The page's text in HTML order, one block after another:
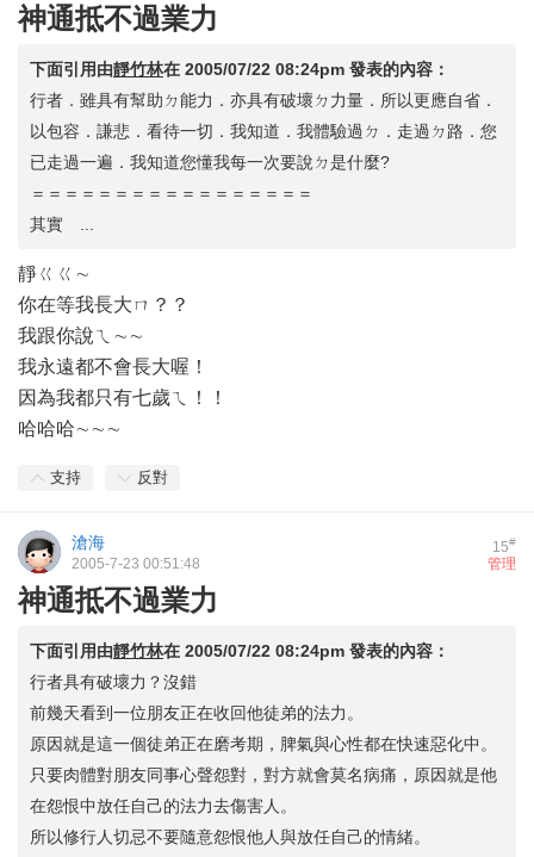
神通抵不過業力
下面引用由靜竹林在 2005/07/22 08:24pm 發表的內容：
行者．雖具有幫助ㄉ能力．亦具有破壞ㄉ力量．所以更應自省．
以包容．謙悲．看待一切．我知道．我體驗過ㄉ．走過ㄉ路．您
已走過一遍．我知道您懂我每一次要說ㄉ是什麼?
＝＝＝＝＝＝＝＝＝＝＝＝＝＝＝＝＝
其實 ...
靜ㄍㄍ∼
你在等我長大ㄇ？？
我跟你說ㄟ∼∼
我永遠都不會長大喔！
因為我都只有七歲ㄟ！！
哈哈哈∼∼∼
支持 反對
15#
滄海
管理
2005-7-23 00:51:48
神通抵不過業力
下面引用由靜竹林在 2005/07/22 08:24pm 發表的內容：
行者具有破壞力？沒錯
前幾天看到一位朋友正在收回他徒弟的法力。
原因就是這一個徒弟正在磨考期，脾氣與心性都在快速惡化中。
只要肉體對朋友同事心聲怨對，對方就會莫名病痛，原因就是他
在怨恨中放任自己的法力去傷害人。
所以修行人切忌不要隨意怨恨他人與放任自己的情緒。